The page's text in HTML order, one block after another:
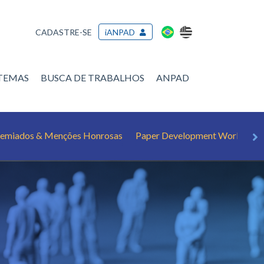
CADASTRE-SE iANPAD
BUSCA DE TRABALHOS ANPAD
& Menções Honrosas Paper Development Workshop